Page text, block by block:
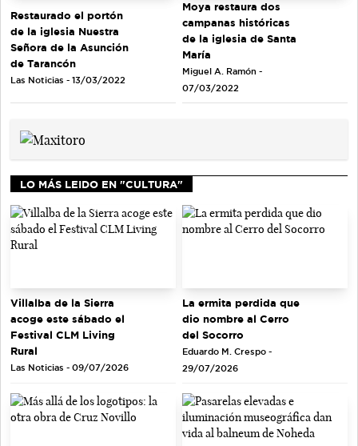
Restaurado el portón
de la iglesia Nuestra
Señora de la Asunción
de Tarancón
Las Noticias - 13/03/2022
Moya restaura dos
campanas históricas
de la iglesia de Santa
María
Miguel A. Ramón -
07/03/2022
LO MÁS LEIDO EN "CULTURA"
Villalba de la Sierra
acoge este sábado el
Festival CLM Living
Rural
Las Noticias - 09/07/2026
La ermita perdida que
dio nombre al Cerro
del Socorro
Eduardo M. Crespo -
29/07/2026